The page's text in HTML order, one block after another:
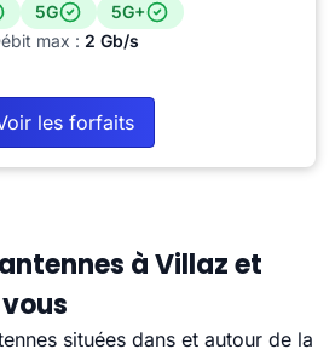
5G
5G+
max : 2 Gb/s
les forfaits
à Villaz et
situées dans et autour de la